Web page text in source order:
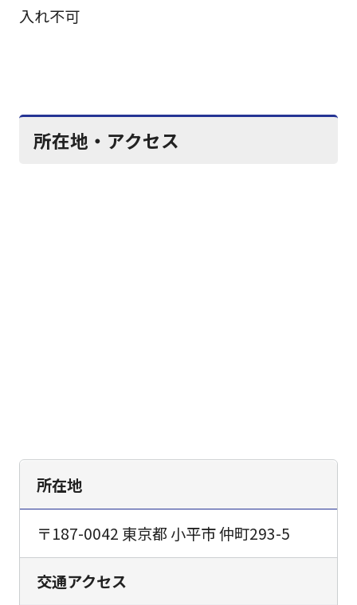
入れ不可
所在地・アクセス
所在地
〒187-0042 東京都 小平市 仲町293-5
交通アクセス